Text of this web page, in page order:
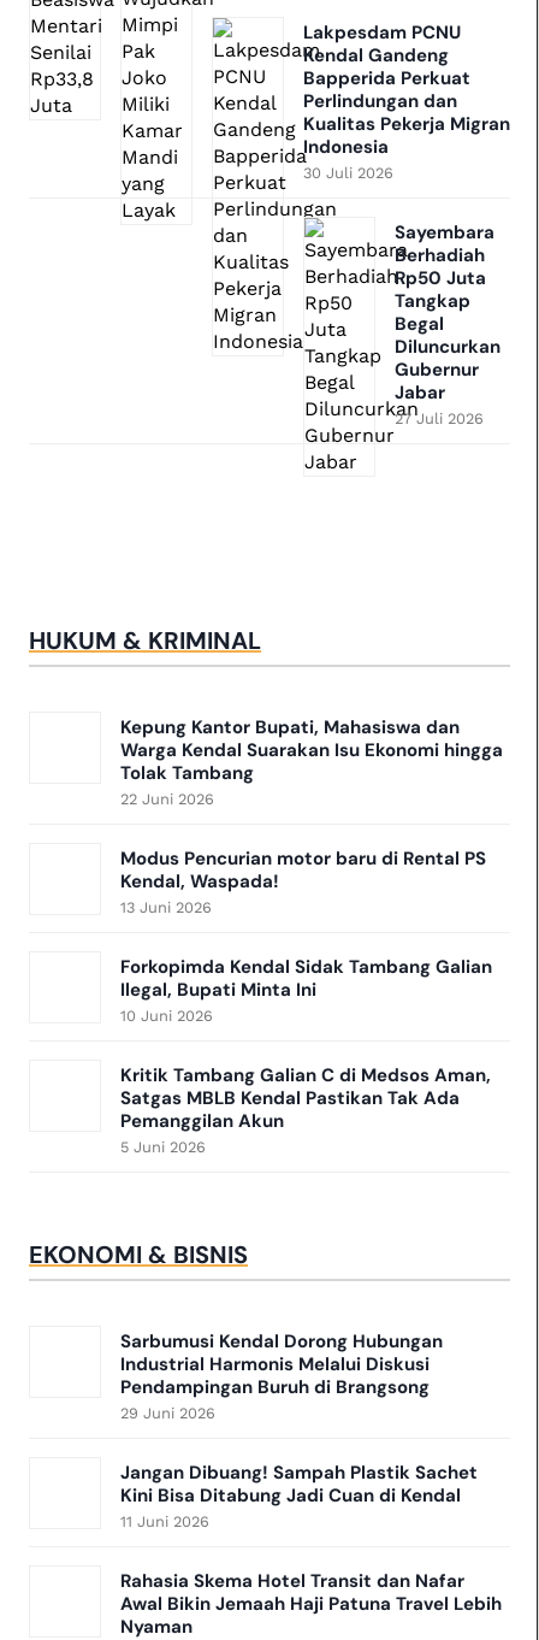
Lakpesdam PCNU
Kendal Gandeng
Bapperida Perkuat
Perlindungan dan
Kualitas Pekerja Migran
Indonesia
30 Juli 2026
Sayembara
Berhadiah
Rp50 Juta
Tangkap
Begal
Diluncurkan
Gubernur
Jabar
27 Juli 2026
HUKUM & KRIMINAL
Kepung Kantor Bupati, Mahasiswa dan
Warga Kendal Suarakan Isu Ekonomi hingga
Tolak Tambang
22 Juni 2026
​Modus Pencurian motor baru di Rental PS
Kendal, Waspada!
13 Juni 2026
Forkopimda Kendal Sidak Tambang Galian
Ilegal, Bupati Minta Ini
10 Juni 2026
Kritik Tambang Galian C di Medsos Aman,
Satgas MBLB Kendal Pastikan Tak Ada
Pemanggilan Akun
5 Juni 2026
EKONOMI & BISNIS
Sarbumusi Kendal Dorong Hubungan
Industrial Harmonis Melalui Diskusi
Pendampingan Buruh di Brangsong
29 Juni 2026
Jangan Dibuang! Sampah Plastik Sachet
Kini Bisa Ditabung Jadi Cuan di Kendal
11 Juni 2026
Rahasia Skema Hotel Transit dan Nafar
Awal Bikin Jemaah Haji Patuna Travel Lebih
Nyaman